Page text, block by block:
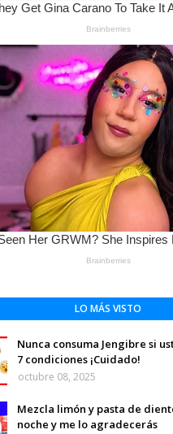
LO MÁS VISTO
Nunca consuma Jengibre si
7 condiciones ¡Cuidado!
octubre 08, 2025
Mezcla limón y pasta de
noche y me lo agradecerás